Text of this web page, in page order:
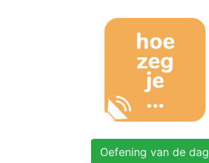
Oefening van de dag